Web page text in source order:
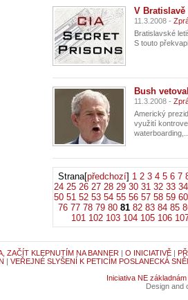
V
11.3.2008 -
Bratislavské
S touto
Bush
11.3.2008 -
Americký
využití
Strana[předchozí] 1 2 3 4 5 6 7
24 25 26 27 28 29 30 31 32 33 34
50 51 52 53 54 55 56 57 58 59 60
76 77 78 79 80 81 82 83 84 85
101 102 103 104 105 106
ZAČÍT KLEPNUTÍM NA BANNER | O INICIATIVĚ|
| VEŘEJNÉ SLYŠENÍ K PETICÍM POSLANECKÁ
Iniciativa NE základnám
Design and